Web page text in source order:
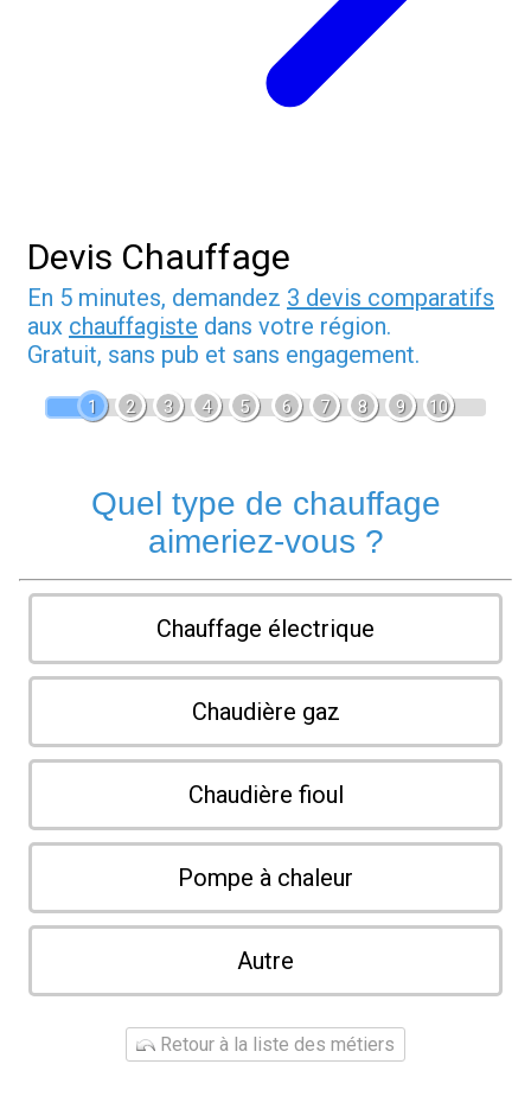
Devis Chauffage
En 5 minutes, demandez 3 devis comparatifs
aux chauffagiste dans votre région.
Gratuit, sans pub et sans engagement.
1 2 3 4 5 6 7 8 9 10
Quel type de chauffage
aimeriez-vous ?
Chauffage électrique
Chaudière gaz
Chaudière fioul
Pompe à chaleur
Autre
Retour à la liste des métiers